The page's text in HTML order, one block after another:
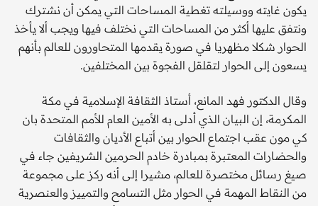
يكون غايته ووسيلته تغطية المساحات التي يمكن أن نشترك
ونتفق عليها أكثر من المساحات التي نختلف فيها ويجب ألا يأخذ
الحوار شكلا مظهريا في صورة يقدمها المتحاورون للعالم بأنهم
يسعون إلى الحوار لتقلقل الفجوة بين المختلفين.
وقال الدكتور فهد المانع، أستاذ الثقافة الإسلامية في مكة
المكرمة، إن البيان الذي أدلى به الأمين العام للأمم المتحدة بان
كي مون عقب اجتماع الحوار بين أتباع الأديان والثقافات
والحضارات المعتبرة بمبادرة خادم الحرمين الشريفين جاء في
صيغ رسائل مختصرة للعالم، مشيرا إلى أنه ركز على مجموعة
من النقاط المهمة في الحوار مثل التسامح والتمييز والعنصرية